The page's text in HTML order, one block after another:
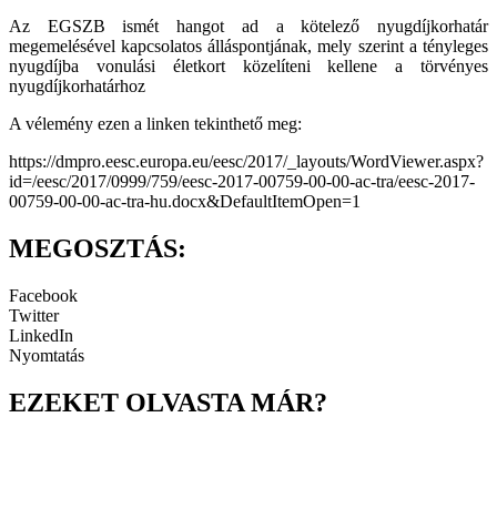
Az EGSZB ismét hangot ad a kötelező nyugdíjkorhatár
megemelésével kapcsolatos álláspontjának, mely szerint a tényleges
nyugdíjba vonulási életkort közelíteni kellene a törvényes
nyugdíjkorhatárhoz
A vélemény ezen a linken tekinthető meg:
https://dmpro.eesc.europa.eu/eesc/2017/_layouts/WordViewer.aspx?
id=/eesc/2017/0999/759/eesc-2017-00759-00-00-ac-tra/eesc-2017-
00759-00-00-ac-tra-hu.docx&DefaultItemOpen=1
MEGOSZTÁS:
Facebook
Twitter
LinkedIn
Nyomtatás
EZEKET OLVASTA MÁR?